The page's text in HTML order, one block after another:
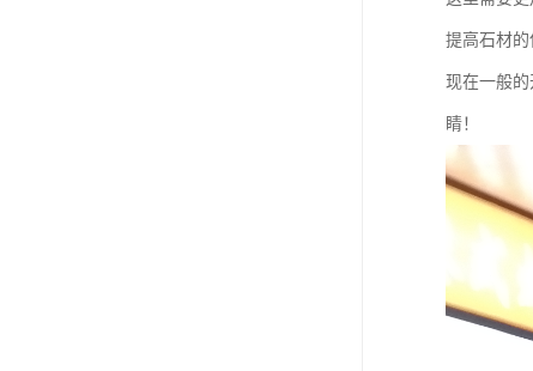
提高石材的
现在一般
睛！